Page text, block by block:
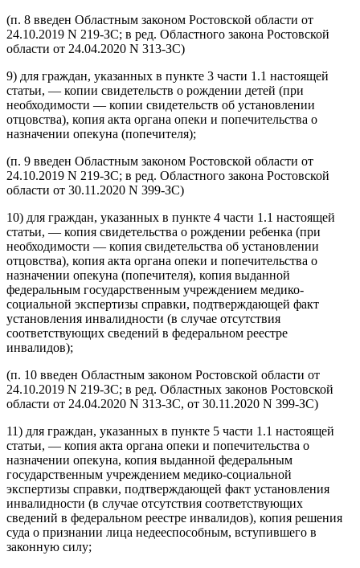
(п. 8 введен Областным законом Ростовской области от
24.10.2019 N 219-ЗС; в ред. Областного закона Ростовской
области от 24.04.2020 N 313-ЗС)
9) для граждан, указанных в пункте 3 части 1.1 настоящей
статьи, — копии свидетельств о рождении детей (при
необходимости — копии свидетельств об установлении
отцовства), копия акта органа опеки и попечительства о
назначении опекуна (попечителя);
(п. 9 введен Областным законом Ростовской области от
24.10.2019 N 219-ЗС; в ред. Областного закона Ростовской
области от 30.11.2020 N 399-ЗС)
10) для граждан, указанных в пункте 4 части 1.1 настоящей
статьи, — копия свидетельства о рождении ребенка (при
необходимости — копия свидетельства об установлении
отцовства), копия акта органа опеки и попечительства о
назначении опекуна (попечителя), копия выданной
федеральным государственным учреждением медико-
социальной экспертизы справки, подтверждающей факт
установления инвалидности (в случае отсутствия
соответствующих сведений в федеральном реестре
инвалидов);
(п. 10 введен Областным законом Ростовской области от
24.10.2019 N 219-ЗС; в ред. Областных законов Ростовской
области от 24.04.2020 N 313-ЗС, от 30.11.2020 N 399-ЗС)
11) для граждан, указанных в пункте 5 части 1.1 настоящей
статьи, — копия акта органа опеки и попечительства о
назначении опекуна, копия выданной федеральным
государственным учреждением медико-социальной
экспертизы справки, подтверждающей факт установления
инвалидности (в случае отсутствия соответствующих
сведений в федеральном реестре инвалидов), копия решения
суда о признании лица недееспособным, вступившего в
законную силу;